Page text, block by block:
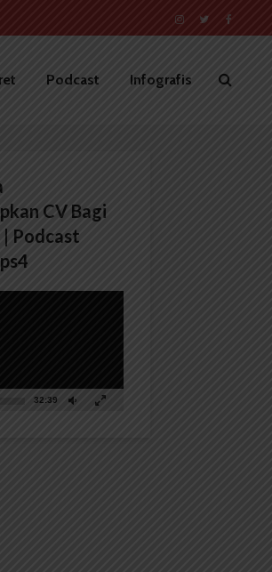
Podcast Infografis
CV Bagi
Podcast
32:39